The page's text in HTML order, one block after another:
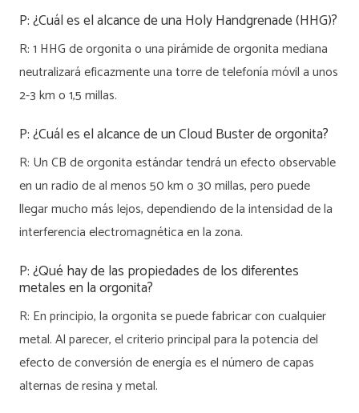
P: ¿Cuál es el alcance de una Holy Handgrenade (HHG)?
R: 1 HHG de orgonita o una pirámide de orgonita mediana
neutralizará eficazmente una torre de telefonía móvil a unos
2-3 km o 1,5 millas.
P: ¿Cuál es el alcance de un Cloud Buster de orgonita?
R: Un CB de orgonita estándar tendrá un efecto observable
en un radio de al menos 50 km o 30 millas, pero puede
llegar mucho más lejos, dependiendo de la intensidad de la
interferencia electromagnética en la zona.
P: ¿Qué hay de las propiedades de los diferentes
metales en la orgonita?
R: En principio, la orgonita se puede fabricar con cualquier
metal. Al parecer, el criterio principal para la potencia del
efecto de conversión de energía es el número de capas
alternas de resina y metal.